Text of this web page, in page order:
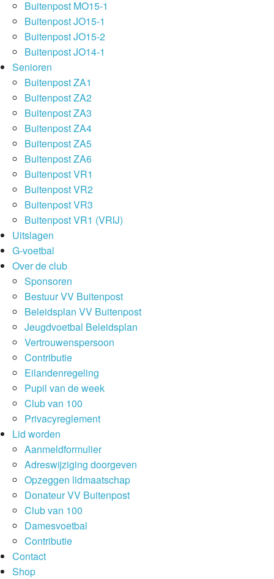
Buitenpost MO15-1
Buitenpost JO15-1
Buitenpost JO15-2
Buitenpost JO14-1
Senioren
Buitenpost ZA1
Buitenpost ZA2
Buitenpost ZA3
Buitenpost ZA4
Buitenpost ZA5
Buitenpost ZA6
Buitenpost VR1
Buitenpost VR2
Buitenpost VR3
Buitenpost VR1 (VRIJ)
Uitslagen
G-voetbal
Over de club
Sponsoren
Bestuur VV Buitenpost
Beleidsplan VV Buitenpost
Jeugdvoetbal Beleidsplan
Vertrouwenspersoon
Contributie
Eilandenregeling
Pupil van de week
Club van 100
Privacyreglement
Lid worden
Aanmeldformulier
Adreswijziging doorgeven
Opzeggen lidmaatschap
Donateur VV Buitenpost
Club van 100
Damesvoetbal
Contributie
Contact
Shop